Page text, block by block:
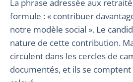
La phrase adressée aux retraités tenait en une
formule : « contribuer
notre modèle social ». Le
nature de cette contribution.
circulent dans les cercles de
documentés, et ils se